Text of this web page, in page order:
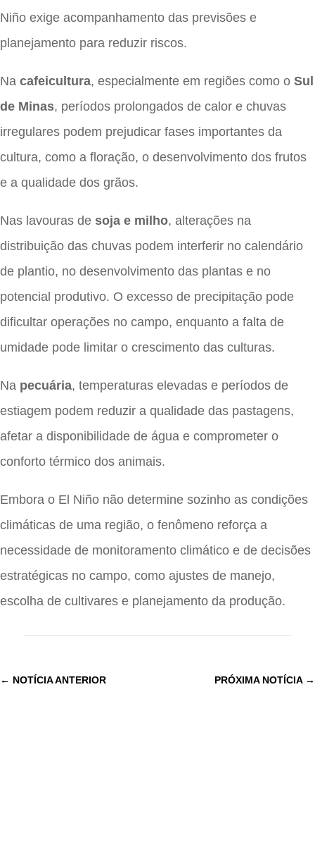
Niño exige acompanhamento das previsões e
planejamento para reduzir riscos.
Na cafeicultura, especialmente em regiões como o Sul
de Minas, períodos prolongados de calor e chuvas
irregulares podem prejudicar fases importantes da
cultura, como a floração, o desenvolvimento dos frutos
e a qualidade dos grãos.
Nas lavouras de soja e milho, alterações na
distribuição das chuvas podem interferir no calendário
de plantio, no desenvolvimento das plantas e no
potencial produtivo. O excesso de precipitação pode
dificultar operações no campo, enquanto a falta de
umidade pode limitar o crescimento das culturas.
Na pecuária, temperaturas elevadas e períodos de
estiagem podem reduzir a qualidade das pastagens,
afetar a disponibilidade de água e comprometer o
conforto térmico dos animais.
Embora o El Niño não determine sozinho as condições
climáticas de uma região, o fenômeno reforça a
necessidade de monitoramento climático e de decisões
estratégicas no campo, como ajustes de manejo,
escolha de cultivares e planejamento da produção.
← NOTÍCIA ANTERIOR PRÓXIMA NOTÍCIA→